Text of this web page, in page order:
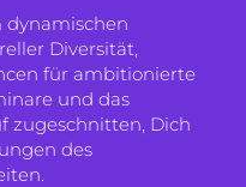
dynamischen
Diversität,
für ambitionierte
und das
zugeschnitten, Dich
des